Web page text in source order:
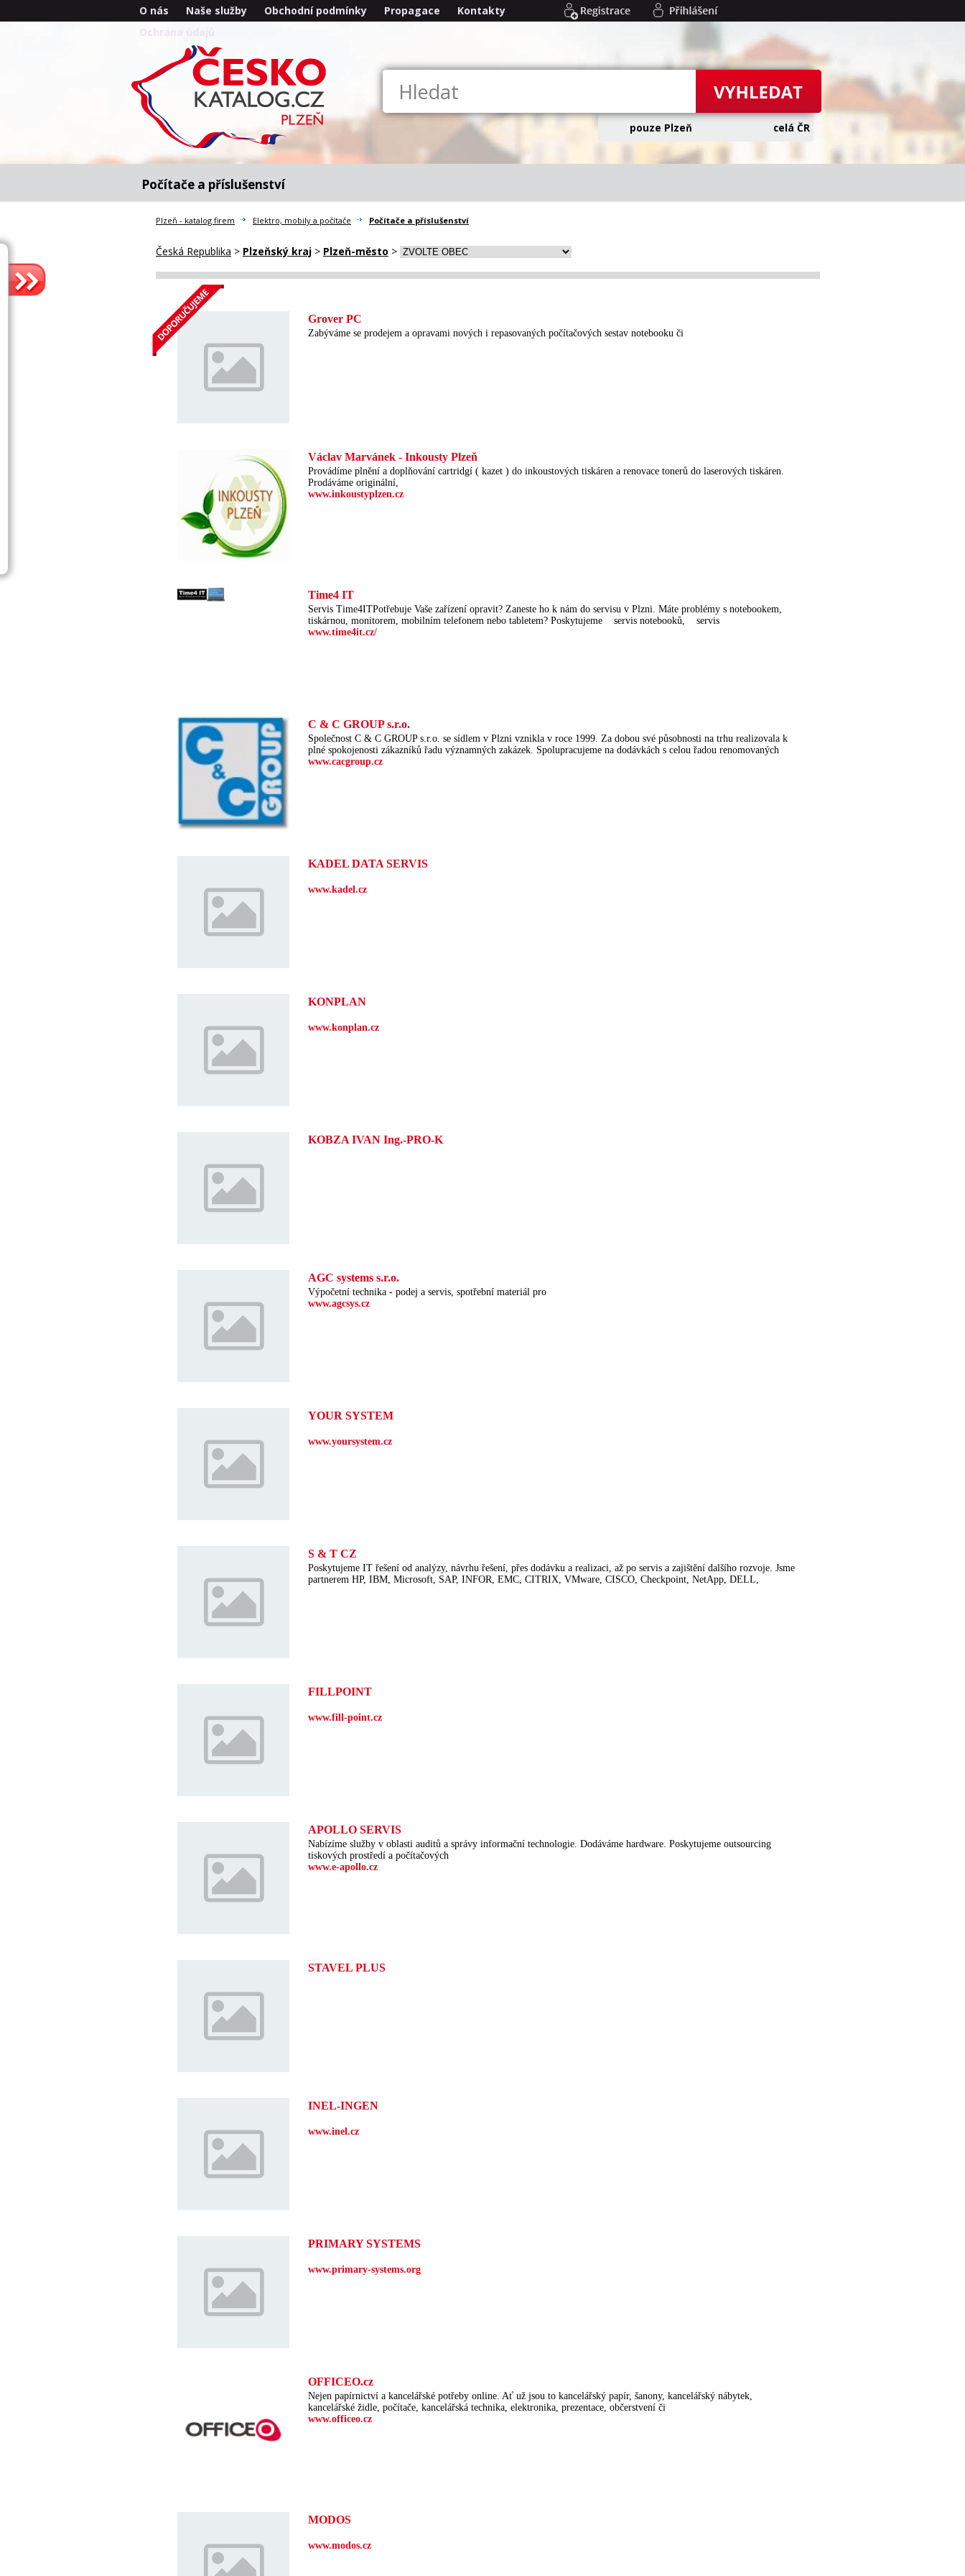
O nás Naše služby Obchodní podmínky Propagace
Kontakty
Ochrana údajů
pouze Plzeň celá ČR
Počítače a příslušenství
Plzeň - katalog firem Elektro, mobily a počítače Počítače a příslušenství
Česká Republika > Plzeňský kraj > Plzeň-město >
Grover PC
Zabýváme se prodejem a opravami nových i repasovaných počítačových sestav notebooku či
Václav Marvánek - Inkousty Plzeň
Provádíme plnění a doplňování cartridgí ( kazet ) do inkoustových tiskáren a renovace tonerů do laserových tiskáren.
Prodáváme originální,
www.inkoustyplzen.cz
Time4 IT
Servis Time4ITPotřebuje Vaše zařízení opravit? Zaneste ho k nám do servisu v Plzni. Máte problémy s notebookem,
tiskárnou, monitorem, mobilním telefonem nebo tabletem? Poskytujeme servis notebooků, servis
www.time4it.cz/
C & C GROUP s.r.o.
Společnost C & C GROUP s.r.o. se sídlem v Plzni vznikla v roce 1999. Za dobou své působnosti na trhu realizovala k
plné spokojenosti zákazníků řadu významných zakázek. Spolupracujeme na dodávkách s celou řadou renomovaných
www.cacgroup.cz
KADEL DATA SERVIS
www.kadel.cz
KONPLAN
www.konplan.cz
KOBZA IVAN Ing.-PRO-K
AGC systems s.r.o.
Výpočetní technika - podej a servis, spotřební materiál pro
www.agcsys.cz
YOUR SYSTEM
www.yoursystem.cz
S & T CZ
Poskytujeme IT řešení od analýzy, návrhu řešení, přes dodávku a realizaci, až po servis a zajištění dalšího rozvoje. Jsme
partnerem HP, IBM, Microsoft, SAP, INFOR, EMC, CITRIX, VMware, CISCO, Checkpoint, NetApp, DELL,
FILLPOINT
www.fill-point.cz
APOLLO SERVIS
Nabízíme služby v oblasti auditů a správy informační technologie. Dodáváme hardware. Poskytujeme outsourcing
tiskových prostředí a počítačových
www.e-apollo.cz
STAVEL PLUS
INEL-INGEN
www.inel.cz
PRIMARY SYSTEMS
www.primary-systems.org
OFFICEO.cz
Nejen papírnictví a kancelářské potřeby online. Ať už jsou to kancelářský papír, šanony, kancelářský nábytek,
kancelářské židle, počítače, kancelářská technika, elektronika, prezentace, občerstvení či
www.officeo.cz
MODOS
www.modos.cz